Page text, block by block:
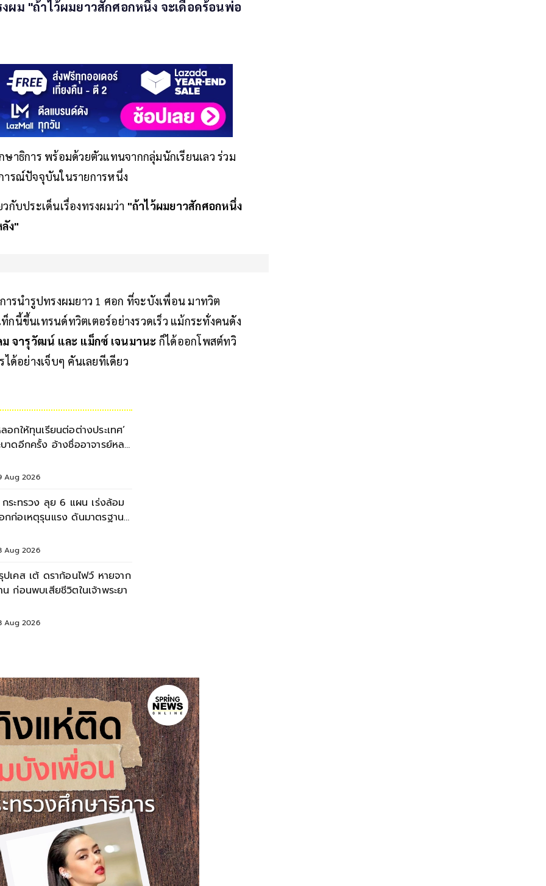
ผม "ถ้าไว้ผมยาวสักศอกหนึ่ง จะเดือดร้อนพ่อ
าธิการ พร้อมด้วยตัวแทนจากกลุ่มนักเรียนเลว ร่วม
ารณ์ปัจจุบันในรายการหนึ่ง
กับประเด็นเรื่องทรงผมว่า "ถ้าไว้ผมยาวสักศอกหนึ่ง
ง"
รนำรูปทรงผมยาว 1 ศอก ที่จะบังเพื่อน มาทวิต
นี้ขึ้นเทรนด์ทวิตเตอร์อย่างรวดเร็ว แม้กระทั่งคนดัง
จารุวัฒน์ และ แม็กซ์ เจนมานะ ก็ได้ออกโพสต์ทวิ
อย่างเจ็บๆ คันเลยทีเดียว
ลอกให้ทุนเรียนต่อต่างประเทศ’
บาดอีกครั้ง อ้างชื่ออาจารย์หล
Aug 2026
ระทรวง ลุย 6 แผน เร่งล้อม
กก่อเหตุรุนแรง ดันมาตรฐาน
Aug 2026
ปเคส เต้ ดราก้อนไฟว์ หายจาก
น ก่อนพบเสียชีวิตในเจ้าพระยา
Aug 2026